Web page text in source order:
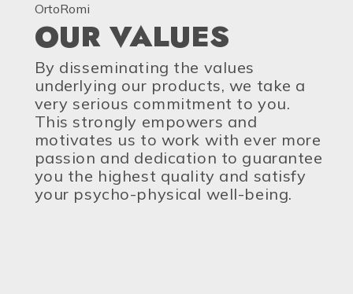
OrtoRomi
OUR VALUES
By disseminating the values ​​
underlying our products, we take a
very serious commitment to you.
This strongly empowers and
motivates us to work with ever more
passion and dedication to guarantee
you the highest quality and satisfy
your psycho-physical well-being.